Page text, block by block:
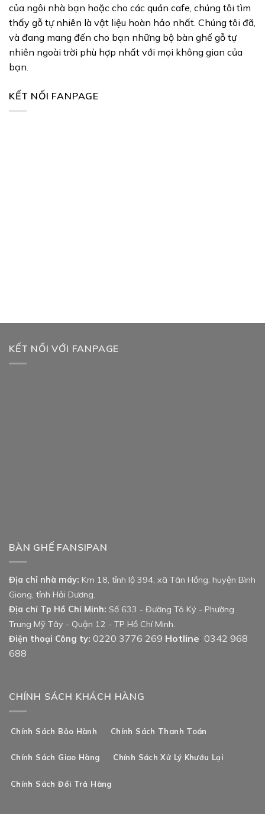
của ngôi nhà bạn hoặc cho các quán cafe, chúng tôi tìm
thấy gỗ tự nhiên là vật liệu hoàn hảo nhất. Chúng tôi đã,
và đang mang đến cho bạn những bộ bàn ghế gỗ tự
nhiên ngoài trời phù hợp nhất với mọi không gian của
bạn.
KẾT NỐI FANPAGE
KẾT NỐI VỚI FANPAGE
BÀN GHẾ FANSIPAN
Địa chỉ nhà máy: Km 18, tỉnh lộ 394, xã Tân Hồng, huyện Bình
Giang, tỉnh Hải Dương.
Địa chỉ Tp Hồ Chí Minh: Số 633 - Đường Tô Ký - Phường
Trung Mỹ Tây - Quận 12 - TP Hồ Chí Minh.
Điện thoại Công ty: 0220 3776 269 Hotline: 0342 968
688
CHÍNH SÁCH KHÁCH HÀNG
Chính Sách Bảo Hành Chính Sách Thanh Toán
Chính Sách Giao Hàng Chính Sách Xử Lý Khướu Lại
Chính Sách Đổi Trả Hàng